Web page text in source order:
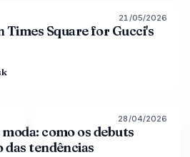
LIVE BRIEF
21/05/2026
Times Square for Gucci's
88% 72
28/04/2026
como os debuts
das tendências